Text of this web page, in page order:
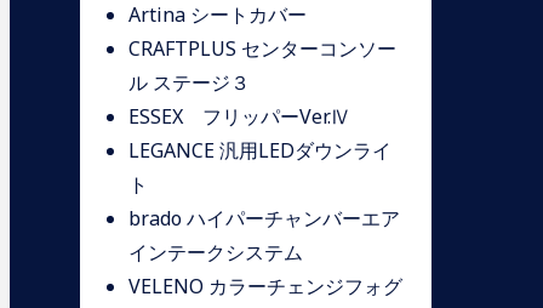
Artina シートカバー
CRAFTPLUS センターコンソー
ル ステージ３
ESSEX フリッパーVer.Ⅳ
LEGANCE 汎用LEDダウンライ
ト
brado ハイパーチャンバーエア
インテークシステム
VELENO カラーチェンジフォグ